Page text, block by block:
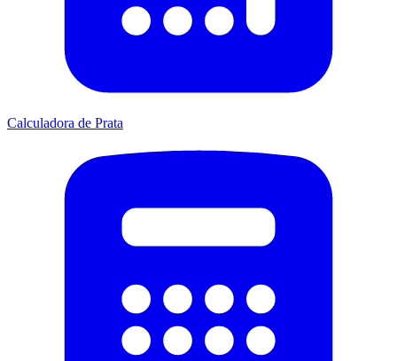
Calculadora de Prata